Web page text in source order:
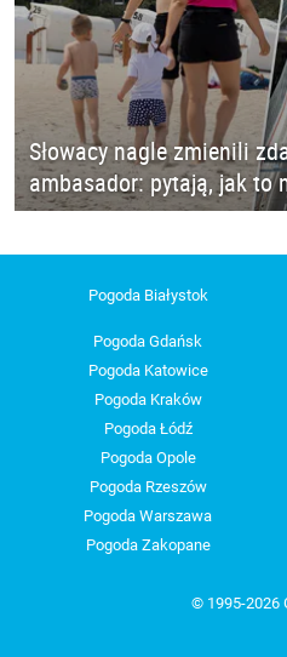
Słowacy nagle zmienili
ambasador: pytają, jak to
Pogoda Białystok
Pogoda Gdańsk
Pogoda Katowice
Pogoda Kraków
Pogoda Łódź
Pogoda Opole
Pogoda Rzeszów
Pogoda Warszawa
Pogoda Zakopane
© 1995-2026